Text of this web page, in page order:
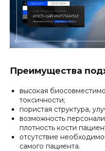
Преимущества
высокая
токсичности;
пористая структура,
возможность
плотность кости
отсутствие
самого пациента.